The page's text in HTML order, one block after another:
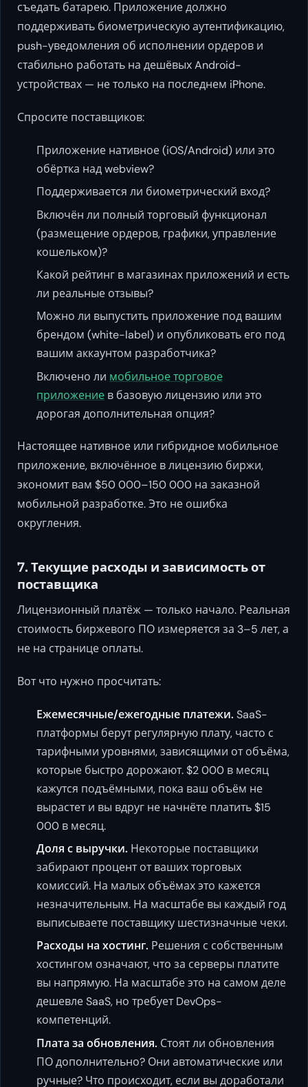
съедать батарею. Приложение должно
поддерживать биометрическую аутентификацию,
push-уведомления об исполнении ордеров и
стабильно работать на дешёвых Android-
устройствах — не только на последнем iPhone.
Спросите поставщиков:
Приложение нативное (iOS/Android) или это
обёртка над webview?
Поддерживается ли биометрический вход?
Включён ли полный торговый функционал
(размещение ордеров, графики, управление
кошельком)?
Какой рейтинг в магазинах приложений и есть
ли реальные отзывы?
Можно ли выпустить приложение под вашим
брендом (white-label) и опубликовать его под
вашим аккаунтом разработчика?
Включено ли мобильное торговое
приложение в базовую лицензию или это
дорогая дополнительная опция?
Настоящее нативное или гибридное мобильное
приложение, включённое в лицензию биржи,
экономит вам $50 000–150 000 на заказной
мобильной разработке. Это не ошибка
округления.
7. Текущие расходы и зависимость от
поставщика
Лицензионный платёж — только начало. Реальная
стоимость биржевого ПО измеряется за 3–5 лет, а
не на странице оплаты.
Вот что нужно просчитать:
Ежемесячные/ежегодные платежи. SaaS-
платформы берут регулярную плату, часто с
тарифными уровнями, зависящими от объёма,
которые быстро дорожают. $2 000 в месяц
кажутся подъёмными, пока ваш объём не
вырастет и вы вдруг не начнёте платить $15
000 в месяц.
Доля с выручки. Некоторые поставщики
забирают процент от ваших торговых
комиссий. На малых объёмах это кажется
незначительным. На масштабе вы каждый год
выписываете поставщику шестизначные чеки.
Расходы на хостинг. Решения с собственным
хостингом означают, что за серверы платите
вы напрямую. На масштабе это на самом деле
дешевле SaaS, но требует DevOps-
компетенций.
Плата за обновления. Стоят ли обновления
ПО дополнительно? Они автоматические или
ручные? Что происходит, если вы доработали